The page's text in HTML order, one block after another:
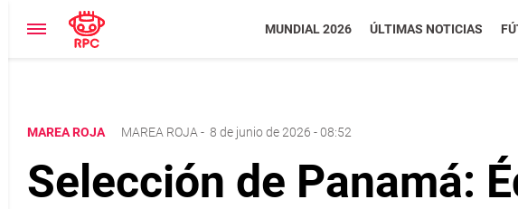
MUNDIAL 2026 ÚLTIMAS NOTICIAS
MAREA ROJA MAREA ROJA - 8 de junio de 2026 - 08:52
Selección de Panamá: